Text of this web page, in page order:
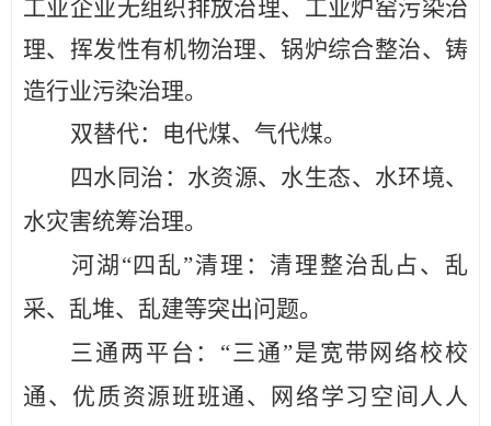
工业企业无组织排放治理、工业炉窑污染治
理、挥发性有机物治理、锅炉综合整治、铸
造行业污染治理。
双替代： 电代煤、气代煤。
四水同治： 水资源、水生态、水环境、
水灾害统筹治理。
河湖 “四乱”清理： 清理整治乱占、乱
采、乱堆、乱建等突出问题。
三通两平台： “三通”是宽带网络校校
通、优质资源班班通、
网络学习空间人人